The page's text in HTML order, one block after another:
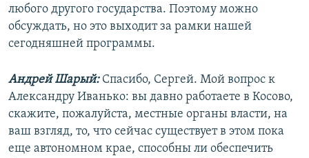
любого другого государства. Поэтому можно
обсуждать, но это выходит за рамки нашей
сегодняшней программы.
Андрей Шарый: Спасибо, Сергей. Мой вопрос к
Александру Иванько: вы давно работаете в Косово,
скажите, пожалуйста, местные органы власти, на
ваш взгляд, то, что сейчас существует в этом пока
еще автономном крае, способны ли обеспечить